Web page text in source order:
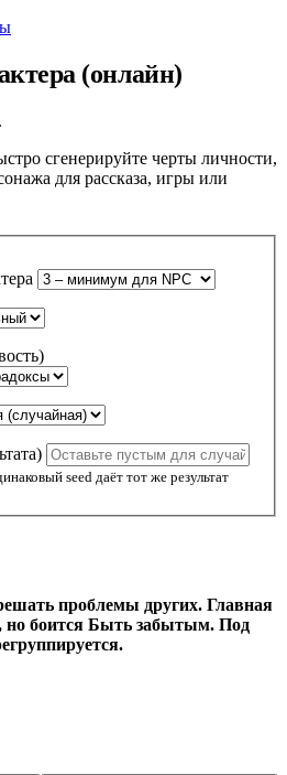
(онлайн)
сгенерируйте черты личности,
для рассказа, игры или
seed даёт тот же результат
проблемы других. Главная
но боится Быть забытым. Под